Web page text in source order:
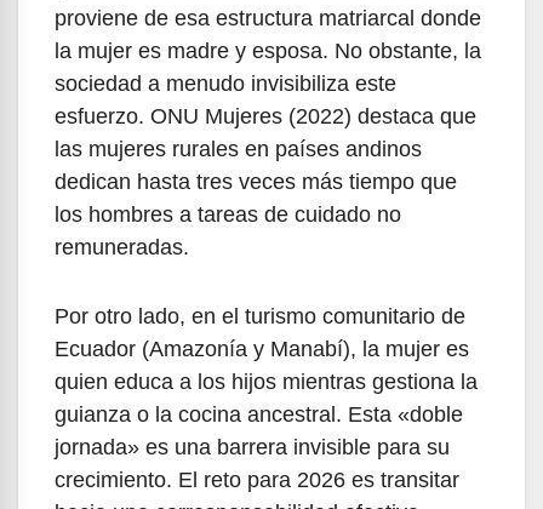
proviene de esa estructura matriarcal donde
la mujer es madre y esposa. No obstante, la
sociedad a menudo invisibiliza este
esfuerzo. ONU Mujeres (2022) destaca que
las mujeres rurales en países andinos
dedican hasta tres veces más tiempo que
los hombres a tareas de cuidado no
remuneradas.
Por otro lado, en el turismo comunitario de
Ecuador (Amazonía y Manabí), la mujer es
quien educa a los hijos mientras gestiona la
guianza o la cocina ancestral. Esta «doble
jornada» es una barrera invisible para su
crecimiento. El reto para 2026 es transitar